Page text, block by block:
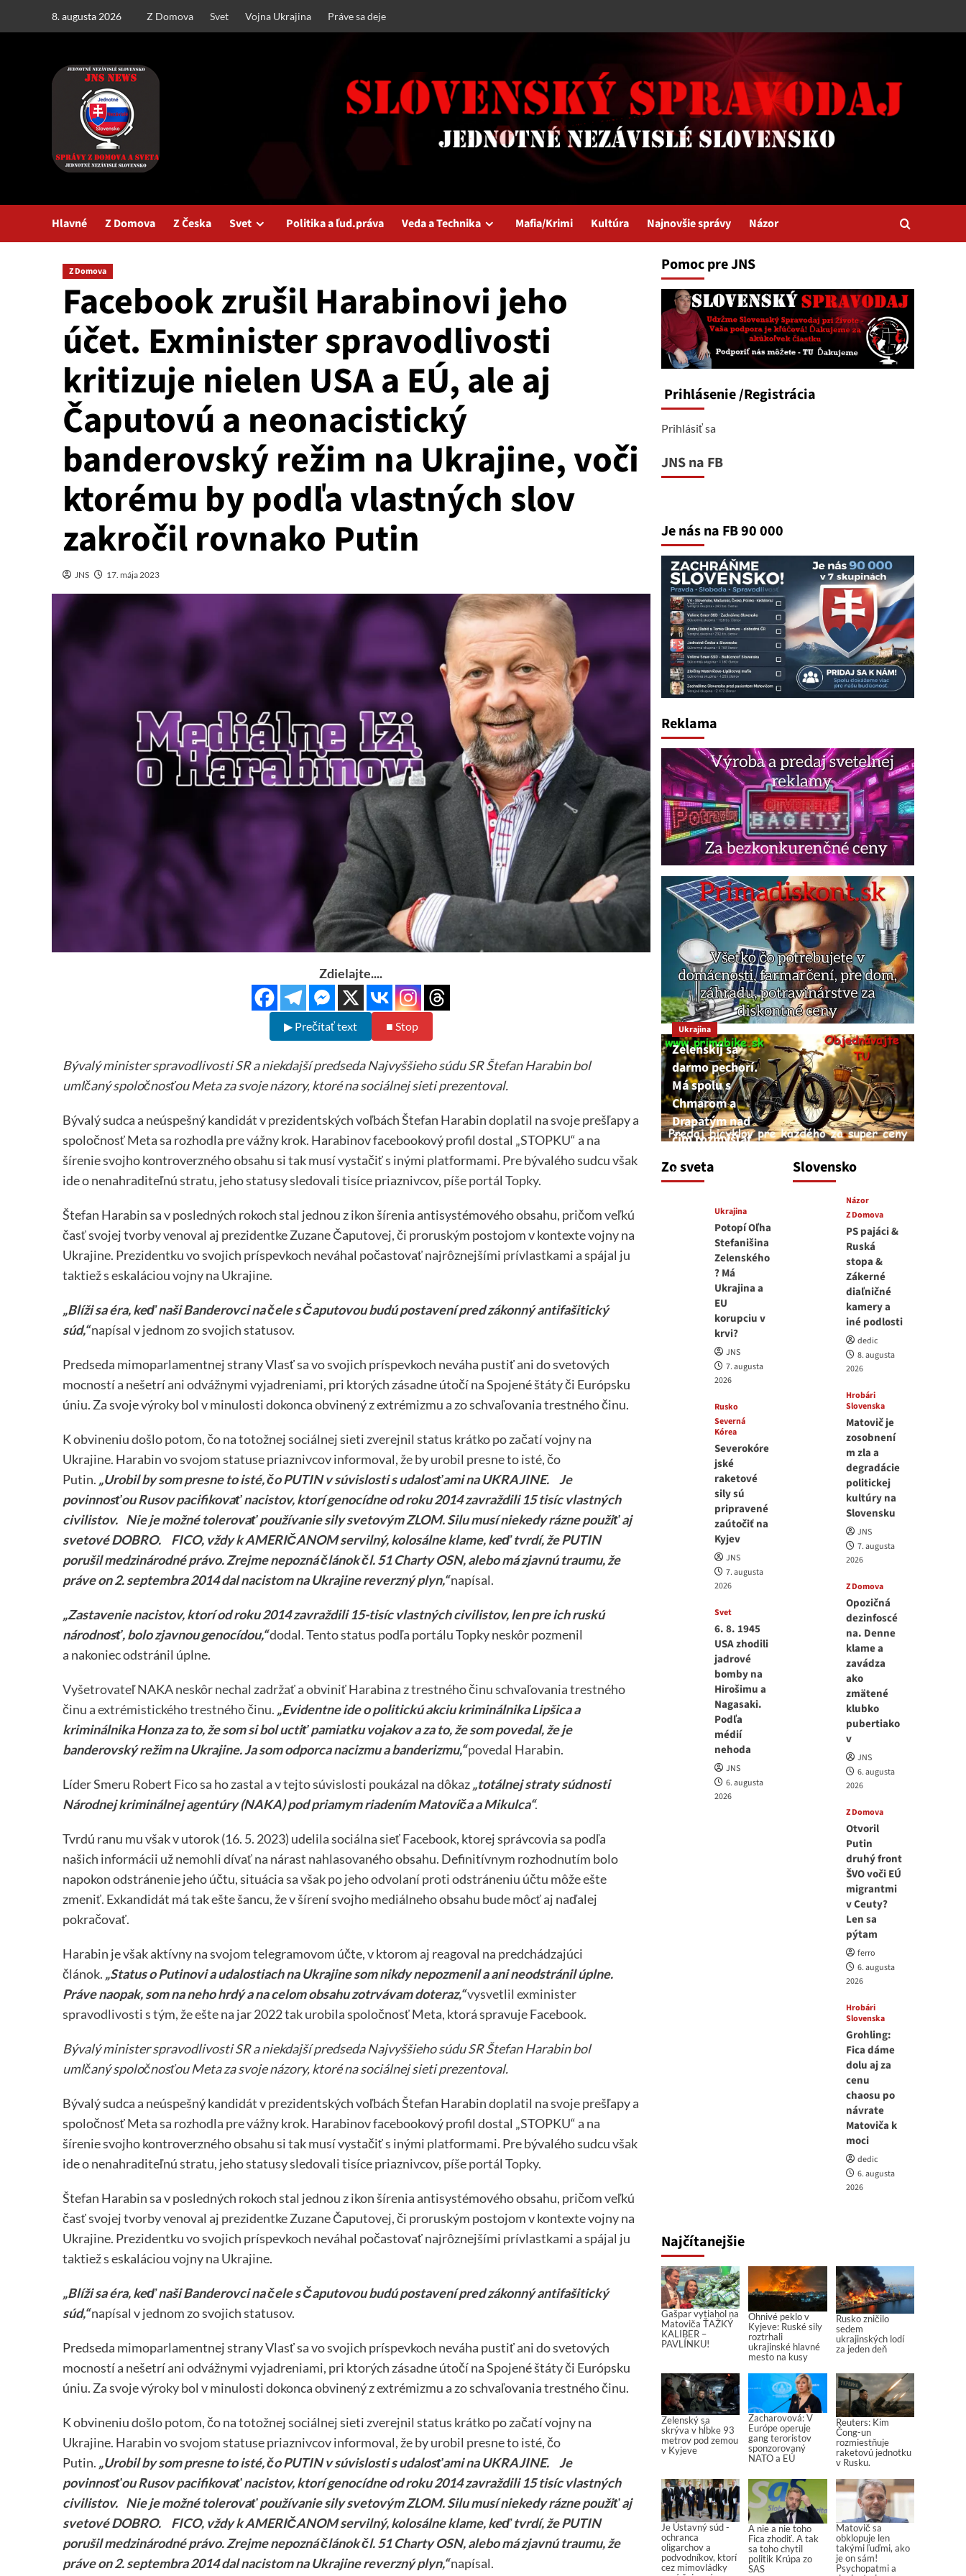
8. augusta 2026 Z Domova Svet Vojna Ukrajina Práve sa deje
Hlavné Z Domova Z Česka Svet Politika a ľud.práva Veda a Technika Mafia/Krimi Kultúra Najnovšie správy Názor
Z Domova
Facebook zrušil Harabinovi jeho
účet. Exminister spravodlivosti
kritizuje nielen USA a EÚ, ale aj
Čaputovú a neonacistický
banderovský režim na Ukrajine, voči
ktorému by podľa vlastných slov
zakročil rovnako Putin
JNS 17. mája 2023
Zdielajte....
▶ Prečítať text ■ Stop
Bývalý minister spravodlivosti SR a niekdajší predseda Najvyššieho súdu SR Štefan Harabin bol
umlčaný spoločnosťou Meta za svoje názory, ktoré na sociálnej sieti prezentoval.
Bývalý sudca a neúspešný kandidát v prezidentských voľbách Štefan Harabin doplatil na svoje prešľapy a
spoločnosť Meta sa rozhodla pre vážny krok. Harabinov facebookový profil dostal „STOPKU“ a na
šírenie svojho kontroverzného obsahu si tak musí vystačiť s inými platformami. Pre bývalého sudcu však
ide o nenahraditeľnú stratu, jeho statusy sledovali tisíce priaznivcov, píše portál Topky.
Štefan Harabin sa v posledných rokoch stal jednou z ikon šírenia antisystémového obsahu, pričom veľkú
časť svojej tvorby venoval aj prezidentke Zuzane Čaputovej, či proruským postojom v kontexte vojny na
Ukrajine. Prezidentku vo svojich príspevkoch neváhal počastovať najrôznejšími prívlastkami a spájal ju
taktiež s eskaláciou vojny na Ukrajine.
„Blíži sa éra, keď naši Banderovci na čele s Čaputovou budú postavení pred zákonný antifašitický
súd,“napísal v jednom zo svojich statusov.
Predseda mimoparlamentnej strany Vlasť sa vo svojich príspevkoch neváha pustiť ani do svetových
mocností a nešetrí ani odvážnymi vyjadreniami, pri ktorých zásadne útočí na Spojené štáty či Európsku
úniu. Za svoje výroky bol v minulosti dokonca obvinený z extrémizmu a zo schvaľovania trestného činu.
K obvineniu došlo potom, čo na totožnej sociálnej sieti zverejnil status krátko po začatí vojny na
Ukrajine. Harabin vo svojom statuse priaznivcov informoval, že by urobil presne to isté, čo
Putin. „Urobil by som presne to isté, čo PUTIN v súvislosti s udalosťami na UKRAJINE. Je
povinnosťou Rusov pacifikovať nacistov, ktorí genocídne od roku 2014 zavraždili 15 tisíc vlastných
civilistov. Nie je možné tolerovať používanie sily svetovým ZLOM. Silu musí niekedy rázne použiť aj
svetové DOBRO. FICO, vždy k AMERIČANOM servilný, kolosálne klame, keď tvrdí, že PUTIN
porušil medzinárodné právo. Zrejme nepozná článok čl. 51 Charty OSN, alebo má zjavnú traumu, že
práve on 2. septembra 2014 dal nacistom na Ukrajine reverzný plyn,“napísal.
„Zastavenie nacistov, ktorí od roku 2014 zavraždili 15-tisíc vlastných civilistov, len pre ich ruskú
národnosť, bolo zjavnou genocídou,“dodal. Tento status podľa portálu Topky neskôr pozmenil
a nakoniec odstránil úplne.
Vyšetrovateľ NAKA neskôr nechal zadržať a obviniť Harabina z trestného činu schvaľovania trestného
činu a extrémistického trestného činu. „Evidentne ide o politickú akciu kriminálnika Lipšica a
kriminálnika Honza za to, že som si bol uctiť pamiatku vojakov a za to, že som povedal, že je
banderovský režim na Ukrajine. Ja som odporca nacizmu a banderizmu,“povedal Harabin.
Líder Smeru Robert Fico sa ho zastal a v tejto súvislosti poukázal na dôkaz„totálnej straty súdnosti
Národnej kriminálnej agentúry (NAKA) pod priamym riadením Matoviča a Mikulca“.
Tvrdú ranu mu však v utorok (16. 5. 2023) udelila sociálna sieť Facebook, ktorej správcovia sa podľa
našich informácii už nemohli dívať na nárast nahlasovaného obsahu. Definitívnym rozhodnutím bolo
napokon odstránenie jeho účtu, situácia sa však po jeho odvolaní proti odstráneniu účtu môže ešte
zmeniť. Exkandidát má tak ešte šancu, že v šírení svojho mediálneho obsahu bude môcť aj naďalej
pokračovať.
Harabin je však aktívny na svojom telegramovom účte, v ktorom aj reagoval na predchádzajúci
článok. „Status o Putinovi a udalostiach na Ukrajine som nikdy nepozmenil a ani neodstránil úplne.
Práve naopak, som na neho hrdý a na celom obsahu zotrvávam doteraz,“vysvetlil exminister
spravodlivostis tým, že ešte na jar 2022 tak urobila spoločnosť Meta, ktorá spravuje Facebook.
Bývalý minister spravodlivosti SR a niekdajší predseda Najvyššieho súdu SR Štefan Harabin bol
umlčaný spoločnosťou Meta za svoje názory, ktoré na sociálnej sieti prezentoval.
Bývalý sudca a neúspešný kandidát v prezidentských voľbách Štefan Harabin doplatil na svoje prešľapy a
spoločnosť Meta sa rozhodla pre vážny krok. Harabinov facebookový profil dostal „STOPKU“ a na
šírenie svojho kontroverzného obsahu si tak musí vystačiť s inými platformami. Pre bývalého sudcu však
ide o nenahraditeľnú stratu, jeho statusy sledovali tisíce priaznivcov, píše portál Topky.
Štefan Harabin sa v posledných rokoch stal jednou z ikon šírenia antisystémového obsahu, pričom veľkú
časť svojej tvorby venoval aj prezidentke Zuzane Čaputovej, či proruským postojom v kontexte vojny na
Ukrajine. Prezidentku vo svojich príspevkoch neváhal počastovať najrôznejšími prívlastkami a spájal ju
taktiež s eskaláciou vojny na Ukrajine.
„Blíži sa éra, keď naši Banderovci na čele s Čaputovou budú postavení pred zákonný antifašitický
súd,“napísal v jednom zo svojich statusov.
Predseda mimoparlamentnej strany Vlasť sa vo svojich príspevkoch neváha pustiť ani do svetových
mocností a nešetrí ani odvážnymi vyjadreniami, pri ktorých zásadne útočí na Spojené štáty či Európsku
úniu. Za svoje výroky bol v minulosti dokonca obvinený z extrémizmu a zo schvaľovania trestného činu.
K obvineniu došlo potom, čo na totožnej sociálnej sieti zverejnil status krátko po začatí vojny na
Ukrajine. Harabin vo svojom statuse priaznivcov informoval, že by urobil presne to isté, čo
Putin. „Urobil by som presne to isté, čo PUTIN v súvislosti s udalosťami na UKRAJINE. Je
povinnosťou Rusov pacifikovať nacistov, ktorí genocídne od roku 2014 zavraždili 15 tisíc vlastných
civilistov. Nie je možné tolerovať používanie sily svetovým ZLOM. Silu musí niekedy rázne použiť aj
svetové DOBRO. FICO, vždy k AMERIČANOM servilný, kolosálne klame, keď tvrdí, že PUTIN
porušil medzinárodné právo. Zrejme nepozná článok čl. 51 Charty OSN, alebo má zjavnú traumu, že
práve on 2. septembra 2014 dal nacistom na Ukrajine reverzný plyn,“napísal.
Pomoc pre JNS
Prihlásenie/Registrácia
Prihlásiť sa
JNS na FB
Je nás na FB 90 000
Reklama
Zo sveta
Ukrajina
Zelenskij sa
darmo pechorí.
Má spolu s
Chmarom a
Drapatým nad
čím rozmýšľať
medvedar
8. augusta 2026
Ukrajina
Potopí Oľha
Stefanišina
Zelenského
? Má
Ukrajina a
EU
korupciu v
krvi?
JNS
7. augusta
2026
Rusko
Severná
Kórea
Severokóre
jské
raketové
sily sú
pripravené
zaútočiť na
Kyjev
JNS
7. augusta
2026
Svet
6. 8. 1945
USA zhodili
jadrové
bomby na
Hirošimu a
Nagasaki.
Podľa
médií
nehoda
JNS
6. augusta
2026
Slovensko
Názor
Z Domova
PS pajáci &
Ruská
stopa &
Zákerné
diaľničné
kamery a
iné podlosti
dedic
8. augusta
2026
Hrobári
Slovenska
Matovič je
zosobnení
m zla a
degradácie
politickej
kultúry na
Slovensku
JNS
7. augusta
2026
Z Domova
Opozičná
dezinfoscé
na. Denne
klame a
zavádza
ako
zmätené
klubko
pubertiako
v
JNS
6. augusta
2026
Z Domova
Otvoril
Putin
druhý front
ŠVO voči EÚ
migrantmi
v Ceuty?
Len sa
pýtam
ferro
6. augusta
2026
Hrobári
Slovenska
Grohling:
Fica dáme
dolu aj za
cenu
chaosu po
návrate
Matoviča k
moci
dedic
6. augusta
2026
Najčítanejšie
Gašpar vytiahol na
Matoviča ŤAŽKÝ
KALIBER –
PAVLÍNKU!
Ohnivé peklo v
Kyjeve: Ruské sily
roztrhali
ukrajinské hlavné
mesto na kusy
Rusko zničilo
sedem
ukrajinských lodí
za jeden deň
Zelenský sa
skrýva v hĺbke 93
metrov pod zemou
v Kyjeve
Zacharovová: V
Európe operuje
gang teroristov
sponzorovaný
NATO a EÚ
Reuters: Kim
Čong-un
rozmiestňuje
raketovú jednotku
v Rusku.
Je Ústavný súd -
ochranca
oligarchov a
podvodníkov, ktorí
cez mimovládky
A nie a nie toho
Fica zhodiť. A tak
sa toho chytil
politik Krúpa zo
SAS
Matovič sa
obklopuje len
takými ľuďmi, ako
je on sám!
Psychopatmi a